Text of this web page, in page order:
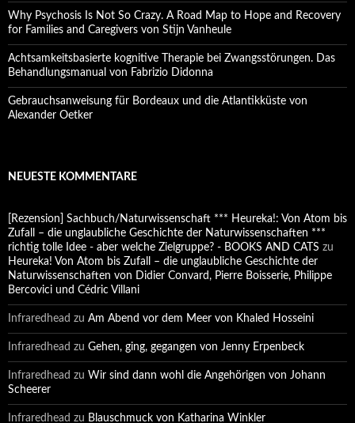
Why Psychosis Is Not So Crazy. A Road Map to Hope and Recovery
for Families and Caregivers von Stijn Vanheule
Achtsamkeitsbasierte kognitive Therapie bei Zwangsstörungen. Das
Behandlungsmanual von Fabrizio Didonna
Gebrauchsanweisung für Bordeaux und die Atlantikküste von
Alexander Oetker
NEUESTE KOMMENTARE
[Rezension] Sachbuch/Naturwissenschaft *** Heureka!: Von Atom bis
Zufall – die unglaubliche Geschichte der Naturwissenschaften ***
richtig tolle Idee - aber welche Zielgruppe? - BOOKS AND CATS zu
Heureka! Von Atom bis Zufall – die unglaubliche Geschichte der
Naturwissenschaften von Didier Convard, Pierre Boisserie, Philippe
Bercovici und Cédric Villani
Infraredhead zu Am Abend vor dem Meer von Khaled Hosseini
Infraredhead zu Gehen, ging, gegangen von Jenny Erpenbeck
Infraredhead zu Wir sind dann wohl die Angehörigen von Johann
Scheerer
Infraredhead zu Blauschmuck von Katharina Winkler